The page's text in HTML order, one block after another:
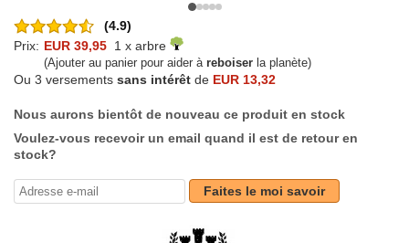
(4.9)
Prix: EUR 39,95 1 x arbre
(Ajouter au panier pour aider à reboiser la planète)
Ou 3 versements sans intérêt de EUR 13,32
Nous aurons bientôt de nouveau ce produit en stock
Voulez-vous recevoir un email quand il est de retour en
stock?
Faites le moi savoir